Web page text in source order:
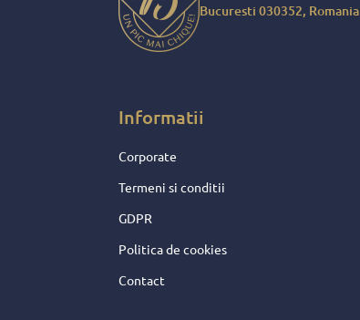
Bucuresti 030352, Romania
Informatii
Corporate
Termeni si conditii
GDPR
Politica de cookies
Contact